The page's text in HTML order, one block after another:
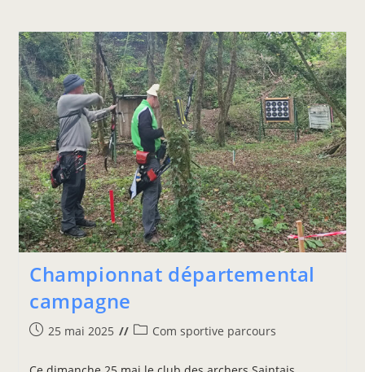
Championnat départemental
campagne
25 mai 2025 Com sportive parcours